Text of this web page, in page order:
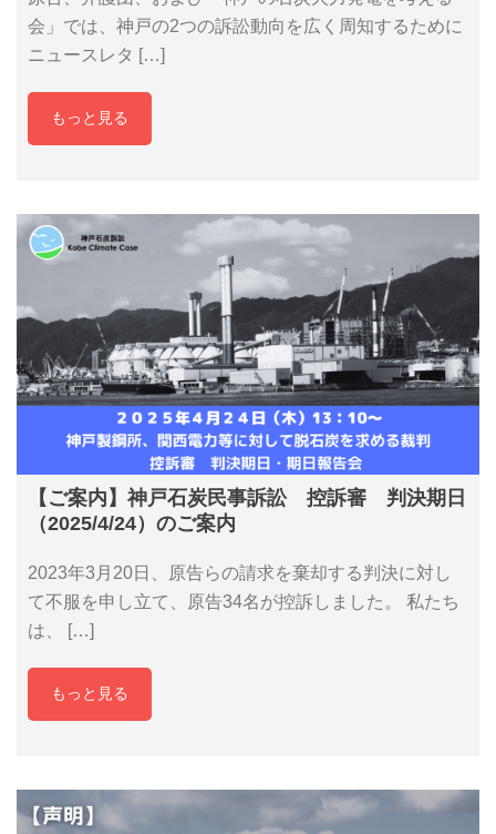
会」では、神戸の2つの訴訟動向を広く周知するために
ニュースレタ […]
もっと見る
【ご案内】神戸石炭民事訴訟 控訴審 判決期日
（2025/4/24）のご案内
2023年3月20日、原告らの請求を棄却する判決に対し
て不服を申し立て、原告34名が控訴しました。 私たち
は、 […]
もっと見る